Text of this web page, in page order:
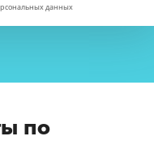
данных
по